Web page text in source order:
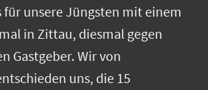
für unsere Jüngsten mit einem
in Zittau, diesmal gegen
Gastgeber. Wir von
uns, die 15